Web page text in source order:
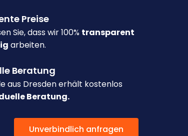
Preise
Sie, dass wir 100% transparent
arbeiten.
Beratung
aus Dresden erhält kostenlos
Beratung.
Unverbindlich anfragen